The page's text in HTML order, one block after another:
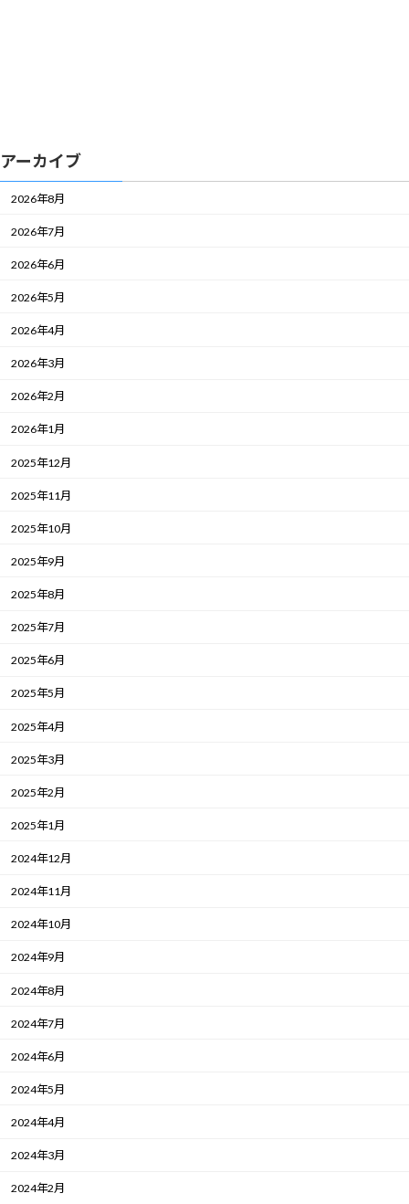
アーカイブ
2026年8月
2026年7月
2026年6月
2026年5月
2026年4月
2026年3月
2026年2月
2026年1月
2025年12月
2025年11月
2025年10月
2025年9月
2025年8月
2025年7月
2025年6月
2025年5月
2025年4月
2025年3月
2025年2月
2025年1月
2024年12月
2024年11月
2024年10月
2024年9月
2024年8月
2024年7月
2024年6月
2024年5月
2024年4月
2024年3月
2024年2月